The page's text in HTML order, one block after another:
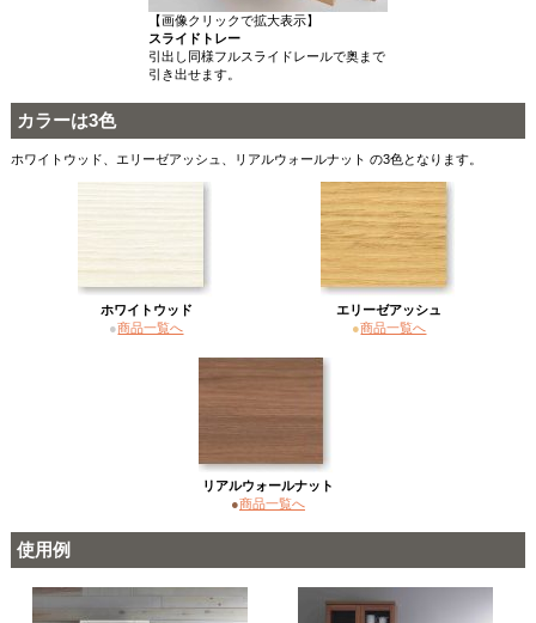
【画像クリックで拡大表示】
スライドトレー
引出し同様フルスライドレールで奥まで
引き出せます。
カラーは3色
ホワイトウッド、エリーゼアッシュ、リアルウォールナット の3色となります。
ホワイトウッド
●商品一覧へ
エリーゼアッシュ
●商品一覧へ
リアルウォールナット
●商品一覧へ
使用例